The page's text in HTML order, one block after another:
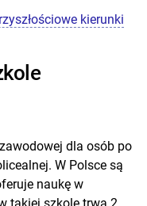
kierunki
dla osób po
W Polsce są
naukę w